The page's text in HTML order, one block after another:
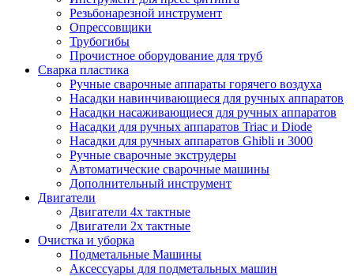
Резьбонарезной инструмент
Опрессовщики
Трубогибы
Прочистное оборудование для труб
Сварка пластика
Ручные сварочные аппараты горячего воздуха
Насадки навинчивающиеся для ручных аппаратов
Насадки насаживающиеся для ручных аппаратов
Насадки для ручных аппаратов Triac и Diode
Насадки для ручных аппаратов Ghibli и 3000
Ручные сварочные экструдеры
Автоматические сварочные машины
Дополнительный инструмент
Двигатели
Двигатели 4х тактные
Двигатели 2х тактные
Очистка и уборка
Подметальные Машины
Аксессуары для подметальных машин